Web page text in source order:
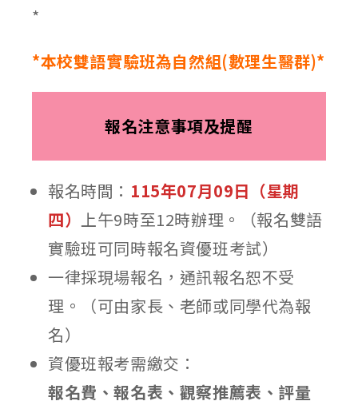
*
*本校雙語實驗班為自然組(數理生醫群)*
報名注意事項及提醒
報名時間： 115年07月09日（星期
四） 上午9時至12時辦理。（報名雙語
實驗班可同時報名資優班考試）
一律採現場報名，通訊報名恕不受
理。（可由家長、老師或同學代為報
名）
資優班報考需繳交：
報名費、報名表、觀察推薦表、評量